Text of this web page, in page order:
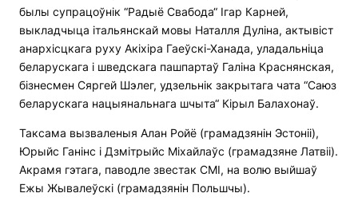
былы супрацоўнік “Радыё Свабода“ Ігар Карней,
выкладчыца італьянскай мовы Наталля Дуліна, актывіст
анархісцкага руху Акіхіра Гаеўскі-Ханада, уладальніца
беларускага і шведскага пашпартаў Галіна Краснянская,
бізнесмен Сяргей Шэлег, удзельнік закрытага чата “Саюз
беларускага нацыянальнага шчыта“ Кірыл Балахонаў.
Таксама вызваленыя Алан Ройё (грамадзянін Эстоніі),
Юрыйс Ганінс і Дзмітрыйс Міхайлаўс (грамадзяне Латвіі).
Акрамя гэтага, паводле звестак СМІ, на волю выйшаў
Ежы Жывалеўскі (грамадзянін Польшчы).